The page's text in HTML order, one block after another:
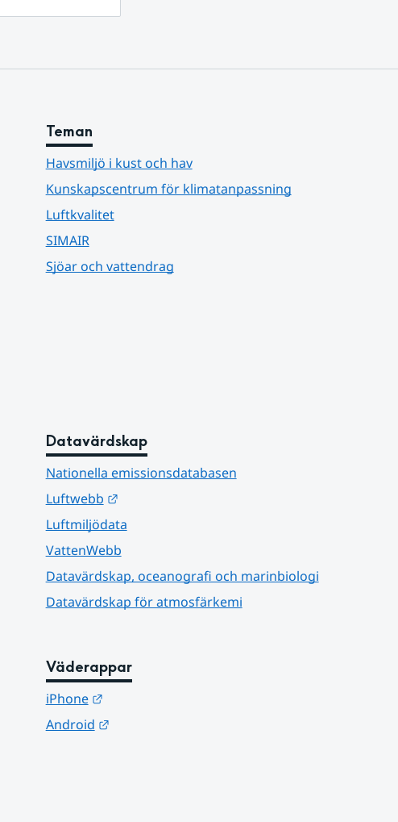
Teman
Havsmiljö i kust och hav
Kunskapscentrum för klimatanpassning
Luftkvalitet
SIMAIR
Sjöar och vattendrag
Datavärdskap
Nationella emissionsdatabasen
Luftwebb
Länk till annan webbplats.
Luftmiljödata
VattenWebb
Datavärdskap, oceanografi och marinbiologi
Datavärdskap för atmosfärkemi
Väderappar
iPhone
Länk till annan webbplats.
Android
Länk till annan webbplats.